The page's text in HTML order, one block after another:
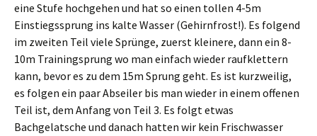
eine Stufe hochgehen und hat so einen tollen 4-5m
Einstiegssprung ins kalte Wasser (Gehirnfrost!). Es folgend
im zweiten Teil viele Sprünge, zuerst kleinere, dann ein 8-
10m Trainingsprung wo man einfach wieder raufklettern
kann, bevor es zu dem 15m Sprung geht. Es ist kurzweilig,
es folgen ein paar Abseiler bis man wieder in einem offenen
Teil ist, dem Anfang von Teil 3. Es folgt etwas
Bachgelatsche und danach hatten wir kein Frischwasser